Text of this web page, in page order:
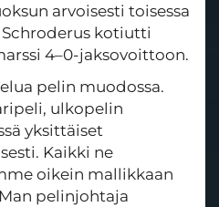
arvoisesti toisessa
Schroderus kotiutti
4–0-jaksovoittoon.
pelin muodossa.
ulkopelin
yksittäiset
Kaikki ne
oikein mallikkaan
pelinjohtaja